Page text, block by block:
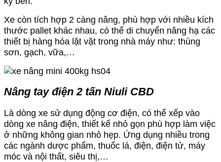
Xe còn tích hợp 2 càng nâng, phù hợp với nhiều kích
thước pallet khác nhau, có thể di chuyển nâng hạ các
thiết bị hàng hóa lặt vặt trong nhà máy như: thùng
sơn, gạch, vữa,…
Nâng tay điện 2 tấn Niuli CBD
Là dòng xe sử dụng động cơ điện, có thể xếp vào
dòng xe nâng điện, thiết kế nhỏ gọn phù hợp làm việc
ở những không gian nhỏ hẹp. Ứng dụng nhiều trong
các ngành dược phẩm, thuốc lá, điện, điện tử, máy
móc và nội thất, siêu thị,…